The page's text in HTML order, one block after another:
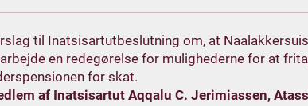
til Inatsisartutbeslutning om, at
en redegørelse for mulighederne for at
for skat.
af Inatsisartut Aqqalu C. Jerimiassen,